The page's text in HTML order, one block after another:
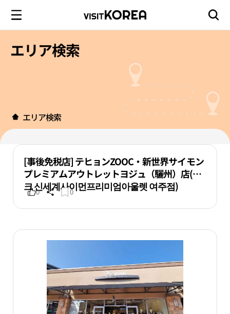
エリア検索
エリア検索
[事後免税店] テヒョンZOOC・新世界サイモン
プレミアムアウトレットヨジュ（驪州）店(쥬
크 신세계사이먼프리미엄아울렛 여주점)
0 0